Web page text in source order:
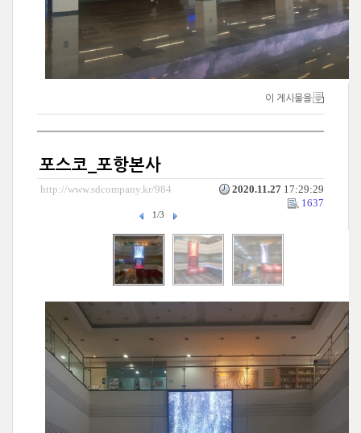
이 게시물을
포스코_포항본사
http://www.sdcompany.kr/984 2020.11.27 17:29:29
1637
1/3